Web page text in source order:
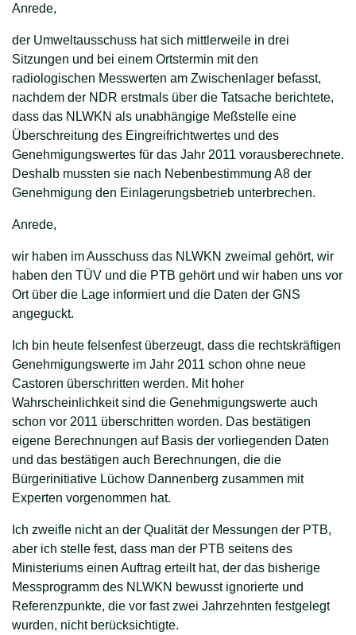
Anrede,
der Umweltausschuss hat sich mittlerweile in drei
Sitzungen und bei einem Ortstermin mit den
radiologischen Messwerten am Zwischenlager befasst,
nachdem der NDR erstmals über die Tatsache berichtete,
dass das NLWKN als unabhängige Meßstelle eine
Überschreitung des Eingreifrichtwertes und des
Genehmigungswertes für das Jahr 2011 vorausberechnete.
Deshalb mussten sie nach Nebenbestimmung A8 der
Genehmigung den Einlagerungsbetrieb unterbrechen.
Anrede,
wir haben im Ausschuss das NLWKN zweimal gehört, wir
haben den TÜV und die PTB gehört und wir haben uns vor
Ort über die Lage informiert und die Daten der GNS
angeguckt.
Ich bin heute felsenfest überzeugt, dass die rechtskräftigen
Genehmigungswerte im Jahr 2011 schon ohne neue
Castoren überschritten werden. Mit hoher
Wahrscheinlichkeit sind die Genehmigungswerte auch
schon vor 2011 überschritten worden. Das bestätigen
eigene Berechnungen auf Basis der vorliegenden Daten
und das bestätigen auch Berechnungen, die die
Bürgerinitiative Lüchow Dannenberg zusammen mit
Experten vorgenommen hat.
Ich zweifle nicht an der Qualität der Messungen der PTB,
aber ich stelle fest, dass man der PTB seitens des
Ministeriums einen Auftrag erteilt hat, der das bisherige
Messprogramm des NLWKN bewusst ignorierte und
Referenzpunkte, die vor fast zwei Jahrzehnten festgelegt
wurden, nicht berücksichtigte.